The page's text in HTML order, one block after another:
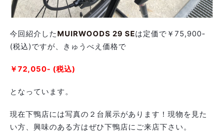
今回紹介した MUIRWOODS 29 SEは定価で￥75,900-
(税込)ですが、きゅうべえ価格で
￥72,050- (税込)
となっています。
現在下鴨店には写真の２台展示があります！現物を見た
い方、興味のある方はぜひ下鴨店にご来店下さい。